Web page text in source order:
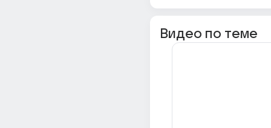
Видео по теме